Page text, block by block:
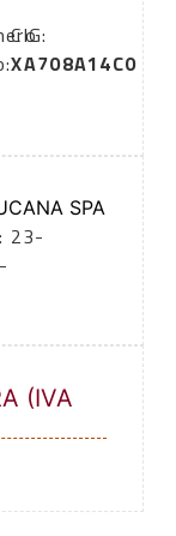
CIG:
XA708A14C0
SPA
: 23-
(IVA